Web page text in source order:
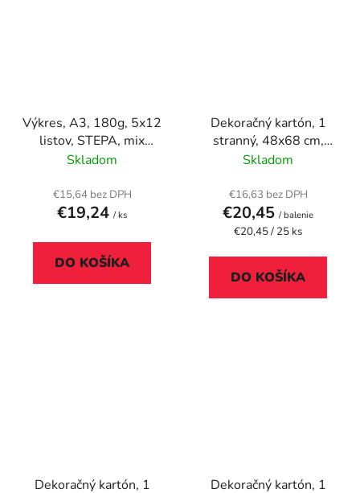
Výkres, A3, 180g, 5x12
listov, STEPA, mix
farieb
Skladom
€15,64 bez DPH
€19,24 / ks
DO KOŠÍKA
Dekoračný kartón, 1
stranný, 48x68 cm,
biela
Skladom
€16,63 bez DPH
€20,45 / balenie
Jednotková
€20,45 / 25 ks
DO KOŠÍKA
Dekoračný kartón, 1
Dekoračný kartón, 1